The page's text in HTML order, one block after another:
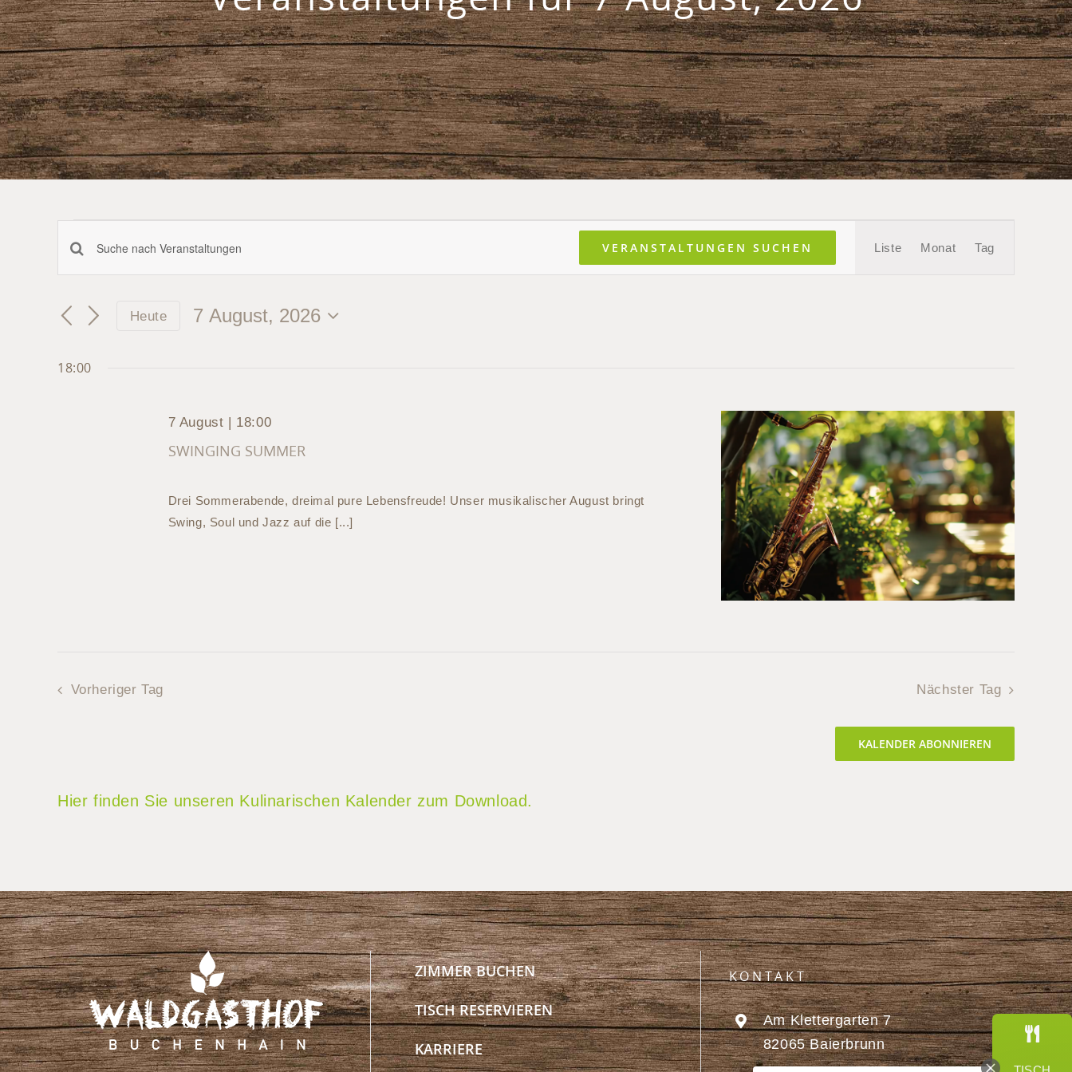
Veranstaltungen
für
7
Veranstaltungen
und
Bitte
Schlüsselwort
Suche
Veranstaltungen
VERANSTALTUNGEN SUCHEN
Ansichten-
Liste Monat Tag
Heute
7 August, 2026
18:00
SWINGING SUMMER
7 August | 18:00
Drei Sommerabende, dreimal pure Lebensfreude! Unser musikalischer August bringt
Swing, Soul und Jazz auf die [...]
Vorheriger Tag Nächster Tag
KALENDER ABONNIEREN
Hier finden Sie unseren Kulinarischen Kalender zum Download.
ZIMMER BUCHEN
TISCH RESERVIEREN
KARRIERE
KONTAKT
Am Klettergarten 7
82065 Baierbrunn